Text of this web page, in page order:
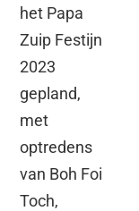
het Papa
Zuip Festijn
2023
gepland,
met
optredens
van Boh Foi
Toch,